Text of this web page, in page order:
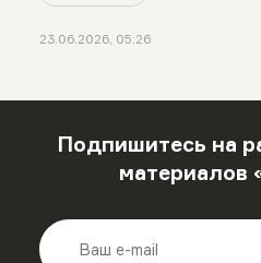
23.06.2026, 05:26
Подпишитесь на
материалов